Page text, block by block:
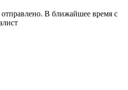
В ближайшее время с